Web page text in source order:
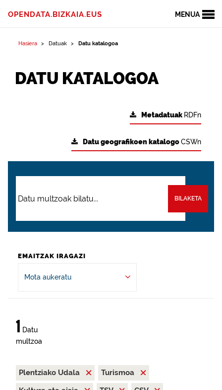
MENUA
OPENDATA.BIZKAIA.EUS
Hasiera Datuak Datu katalogoa
DATU KATALOGOA
Metadatuak RDFn
Datu geografikoen katalogoCSWn
BILAKETA
EMAITZAK IRAGAZI
Mota aukeratu
1 Datu
multzoa
Plentziako Udala
Turismoa